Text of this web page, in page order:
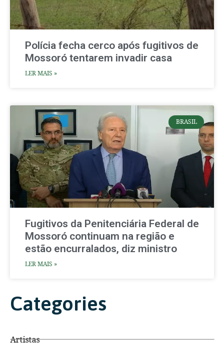
Polícia fecha cerco após fugitivos de
Mossoró tentarem invadir casa
LER MAIS »
BRASIL
Fugitivos da Penitenciária Federal de
Mossoró continuam na região e
estão encurralados, diz ministro
LER MAIS »
Categories
Artistas